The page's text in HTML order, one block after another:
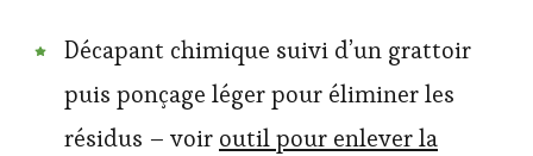
Décapant chimique suivi d’un grattoir
puis ponçage léger pour éliminer les
résidus – voir outil pour enlever la